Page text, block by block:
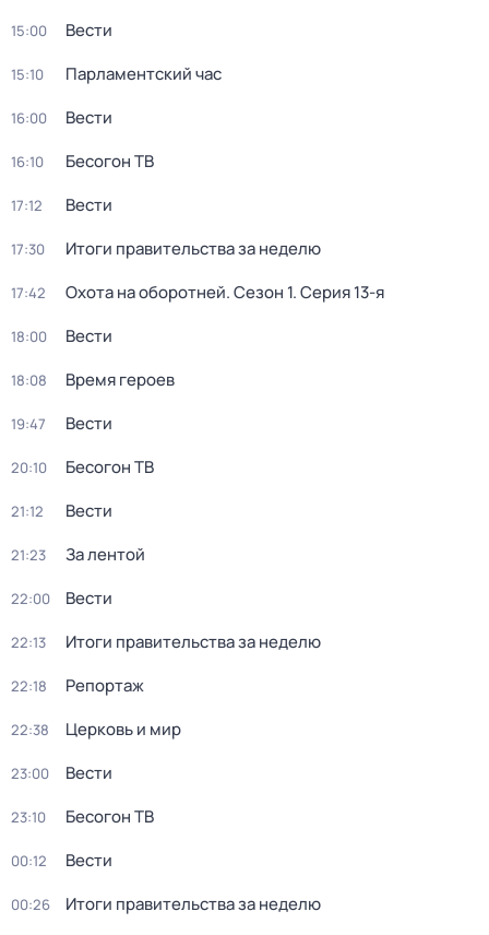
15:00 Вести
15:10 Парламентский час
16:00 Вести
16:10 Бесогон ТВ
17:12 Вести
17:30 Итоги правительства за неделю
17:42 Охота на оборотней. Сезон 1. Серия 13-я
18:00 Вести
18:08 Время героев
19:47 Вести
20:10 Бесогон ТВ
21:12 Вести
21:23 За лентой
22:00 Вести
22:13 Итоги правительства за неделю
22:18 Репортаж
22:38 Церковь и мир
23:00 Вести
23:10 Бесогон ТВ
00:12 Вести
00:26 Итоги правительства за неделю